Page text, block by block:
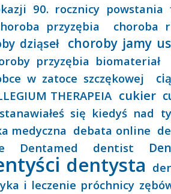
90. rocznicy powstania
przyzębia
choroba
dziąseł choroby jamy
przyzębia biomateriał
w zatoce szczękowej
THERAPEIA cukier
się kiedyś nad
medyczna debata online
Dentamed dentist
dentysta
i leczenie próchnicy